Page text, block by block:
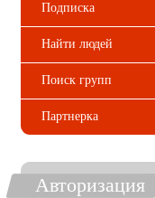
Подписка
Найти людей
Поиск групп
Партнерка
Авторизация